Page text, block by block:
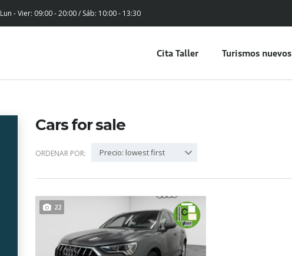
Lun - Vier: 09:00 - 20:00 / Sáb: 10:00 - 13:30
Cita Taller Turismos nuevos
Cars for sale
ORDENAR POR: Precio: lowest first
22